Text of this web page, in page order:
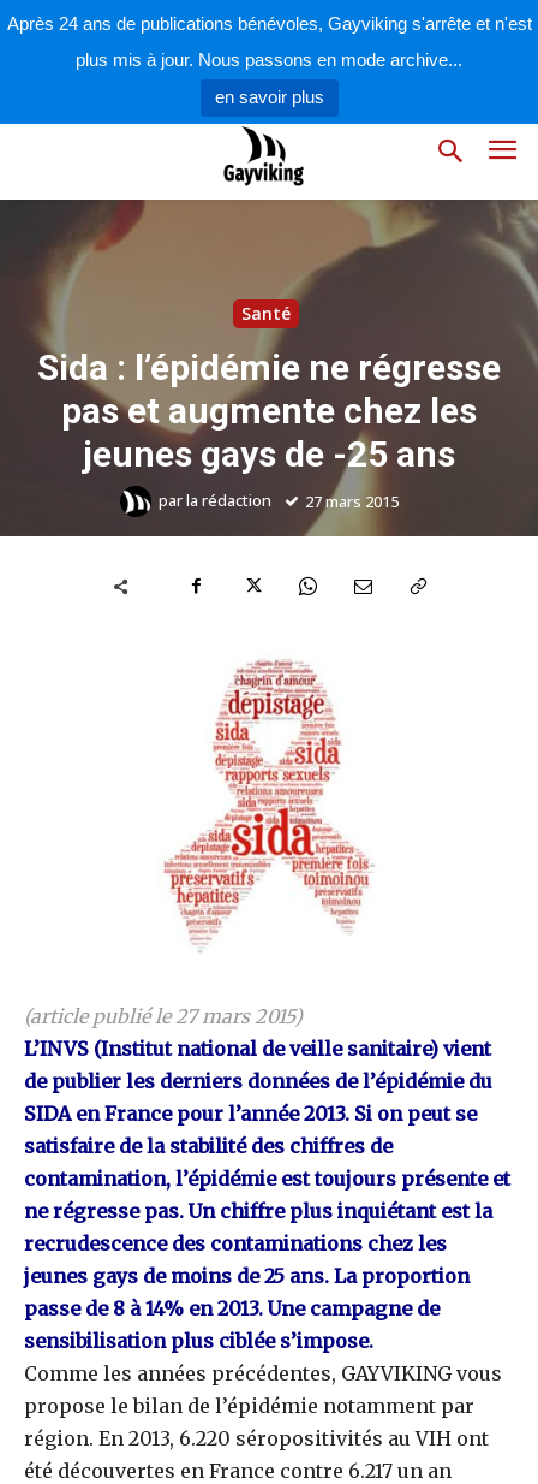
Après 24 ans de publications bénévoles, Gayviking s'arrête et n'est
plus mis à jour. Nous passons en mode archive...
en savoir plus
Santé
Sida : l’épidémie ne régresse
pas et augmente chez les
jeunes gays de -25 ans
parla rédaction 27 mars 2015
(article publié le 27 mars 2015)
L’INVS (Institut national de veille sanitaire) vient
de publier les derniers données de l’épidémie du
SIDA en France pour l’année 2013. Si on peut se
satisfaire de la stabilité des chiffres de
contamination, l’épidémie est toujours présente et
ne régresse pas. Un chiffre plus inquiétant est la
recrudescence des contaminations chez les
jeunes gays de moins de 25 ans. La proportion
passe de 8 à 14% en 2013. Une campagne de
sensibilisation plus ciblée s’impose.
Comme les années précédentes, GAYVIKING vous
propose le bilan de l’épidémie notamment par
région. En 2013, 6.220 séropositivités au VIH ont
été découvertes en France contre 6.217 un an